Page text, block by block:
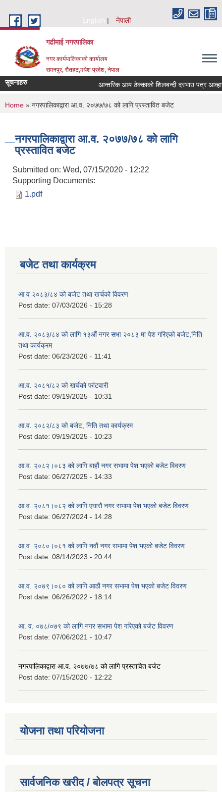
English
नेपाली
गढीमाई नगरपालिका
नगर कार्यपालिकाको कार्यालय
समनपुर, रौतहट,मधेश प्रदेश, नेपाल
सूचनाहरु आन्तरिक आय ठेक्काको शिलबन्दी दरभाउ पत्र आव्हान
You are here
Home » नगरपालिकाद्वारा आ.व. २०७७/७८ को लागि प्रस्तावित बजेट
नगरपालिकाद्वारा आ.व. २०७७/७८ को लागि
प्रस्तावित बजेट
Submitted on: Wed, 07/15/2020 - 12:22
Supporting Documents:
1.pdf
बजेट तथा कार्यक्रम
आ व २०८३/८४ को बजेट तथा खर्चको विवरण
Post date: 07/03/2026 - 15:28
आ.व. २०८३/८४ को लागि १३औं नगर सभा २०८३ मा पेश गरिएको बजेट,निति
तथा कार्यक्रम
Post date: 06/23/2026 - 11:41
आ.व. २०८१/८२ को खर्चको फांटवारी
Post date: 09/19/2025 - 10:31
आ.व. २०८२/८३ को बजेट, निति तथा कार्यक्रम
Post date: 09/19/2025 - 10:23
आ.व. २०८२।०८३ को लागि बार्हौ नगर सभामा पेश भएको बजेट विवरण
Post date: 06/27/2025 - 14:33
आ.व. २०८१।०८२ को लागि एघारौ नगर सभामा पेश भएको बजेट विवरण
Post date: 06/27/2024 - 14:28
आ.व. २०८०।०८१ को लागि नवौं नगर सभामा पेश भएको बजेट विवरण
Post date: 08/14/2023 - 20:44
आ.व. २०७९।०८० को लागि आठौं नगर सभामा पेश भएको बजेट विवरण
Post date: 06/26/2022 - 18:14
आ. व. ०७८/०७९ को लागि नगर सभामा पेश गरिएको बजेट विवरण
Post date: 07/06/2021 - 10:47
नगरपालिकाद्वारा आ.व. २०७७/७८ को लागि प्रस्तावित बजेट
Post date: 07/15/2020 - 12:22
योजना तथा परियोजना
सार्वजनिक खरीद / बोलपत्र सूचना